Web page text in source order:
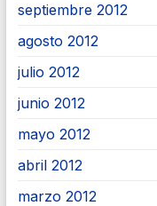
septiembre 2012
agosto 2012
julio 2012
junio 2012
mayo 2012
abril 2012
marzo 2012